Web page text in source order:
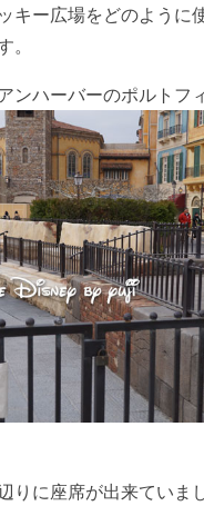
キー広場をどのように
ンハーバーのポルトフ
りに座席が出来ていまし